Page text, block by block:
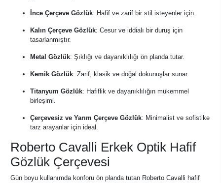
İnce Çerçeve Gözlük: Hafif ve zarif bir stil isteyenler için.
Kalın Çerçeve Gözlük: Cesur ve iddialı bir duruş için
tasarlanmıştır.
Metal Gözlük: Şıklığı ve dayanıklılığı ön planda tutar.
Kemik Gözlük: Zarif, klasik ve doğal dokunuşlar sunar.
Titanyum Gözlük: Hafiflik ve dayanıklılığın mükemmel
birleşimi.
Çerçevesiz ve Yarım Çerçeve Gözlük: Minimalist ve sofistike
tarz arayanlar için ideal.
Roberto Cavalli Erkek Optik Hafif
Gözlük Çerçevesi
Gün boyu kullanımda konforu ön planda tutan Roberto Cavalli hafif